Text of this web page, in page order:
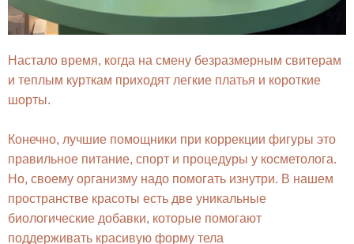
Настало время, когда на смену безразмерным свитерам
и теплым курткам приходят легкие платья и короткие
шорты.
Конечно, лучшие помощники при коррекции фигуры это
правильное питание, спорт и процедуры у косметолога.
Но, своему организму надо помогать изнутри. В нашем
пространстве красоты есть две уникальные
биологические добавки, которые помогают
поддерживать красивую форму тела